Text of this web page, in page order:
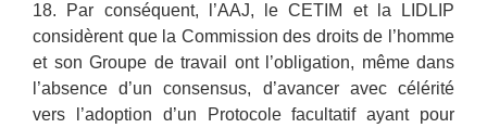
18. Par conséquent, l’AAJ, le CETIM et la LIDLIP
considèrent que la Commission des droits de l’homme
et son Groupe de travail ont l’obligation, même dans
l’absence d’un consensus, d’avancer avec célérité
vers l’adoption d’un Protocole facultatif ayant pour